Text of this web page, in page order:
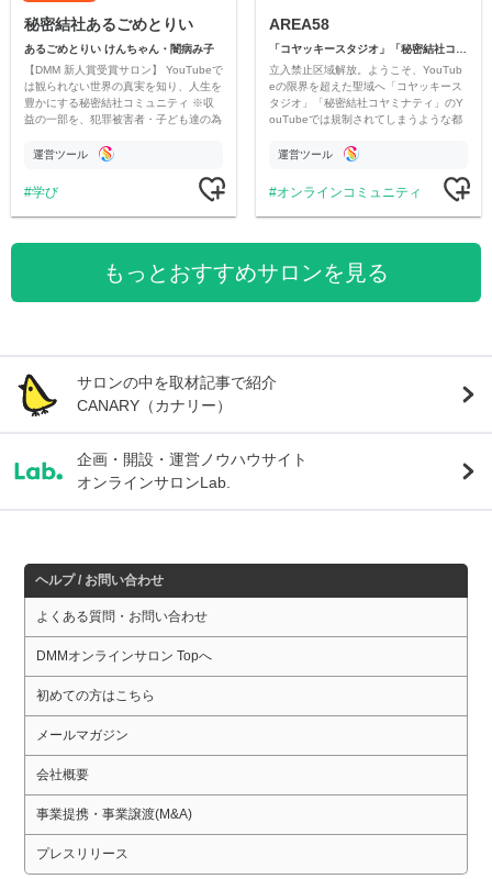
秘密結社あるごめとりい
あるごめとりい けんちゃん・闇病み子
【DMM 新人賞受賞サロン】 YouTubeで
は観られない世界の真実を知り、人生を
豊かにする秘密結社コミュニティ ※収
益の一部を、犯罪被害者・子ども達の為
す運営ツール
学び
AREA58
立入禁止区域解放。ようこそ、YouTub
eの限界を超えた聖域へ「コヤッキース
タジオ」「秘密結社コヤミナティ」のY
ouTubeでは規制されてしまうような都
公開。
運営ツール
オンラインコミュニティ
もっとおすすめサロンを見る
サロンの中を取材記事で紹介
CANARY（カナリー）
企画・開設・運営ノウハウサイト
オンラインサロンLab.
ヘルプ / お問い合わせ
よくある質問・お問い合わせ
DMMオンラインサロン Topへ
初めての方はこちら
メールマガジン
会社概要
事業提携・事業譲渡(M&A)
プレスリリース